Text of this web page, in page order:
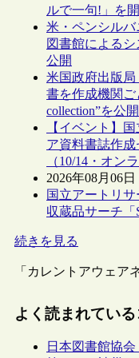
ルで一句!」を
米・ペンシルバ
図書館による
公開
米国政府出版
書を作成機関ご
collection”を公開
【イベント】
ア資料書誌作
（10/14・オン
2026年08月06日
国立アートリ
収蔵品サーチ
続きを見る
「カレントアウェア
よく読まれている
日本図書館協